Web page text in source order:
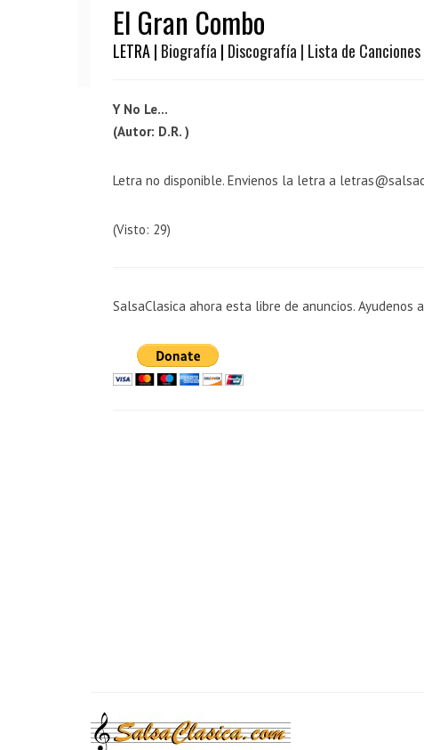
El Gran Combo
LETRA | Biografía | Discografía | Lista de Canciones
Y No Le...
(Autor: D.R. )
Letra no disponible. Envienos la letra a
(Visto: 29)
SalsaClasica ahora esta libre de anuncios. Ayudenos